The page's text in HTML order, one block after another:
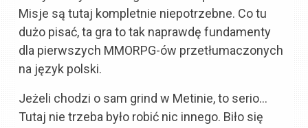
Misje są tutaj kompletnie niepotrzebne. Co tu
dużo pisać, ta gra to tak naprawdę fundamenty
dla pierwszych MMORPG-ów przetłumaczonych
na język polski.
Jeżeli chodzi o sam grind w Metinie, to serio…
Tutaj nie trzeba było robić nic innego. Biło się